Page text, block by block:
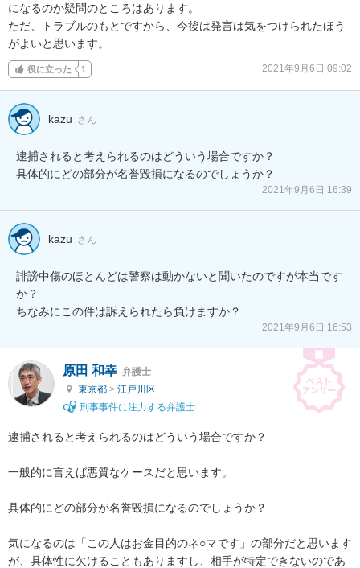
になるのか疑問のところはあります。
ただ、トラブルのもとですから、今後は発言は気をつけられたほう
がよいと思います。
役に立った 1 2021年9月6日 09:02
kazu さん
逮捕されると考えられるのはどういう場合ですか？
具体的にどの部分が名誉毀損になるのでしょうか？
2021年9月6日 16:39
kazu さん
誹謗中傷のほとんどは警察は動かないと聞いたのですが本当です
か？
ちなみにこの件は訴えられたら負けますか？
2021年9月6日 16:53
原田 和幸 弁護士
東京都 > 江戸川区
刑事事件に注力する弁護士
逮捕されると考えられるのはどういう場合ですか？
一般的に言えば悪質なケースだと思います。
具体的にどの部分が名誉毀損になるのでしょうか？
気になるのは「この人はお金目的のネ○マです」の部分だと思います
が、具体性に欠けることもありますし、相手が特定できないのであ